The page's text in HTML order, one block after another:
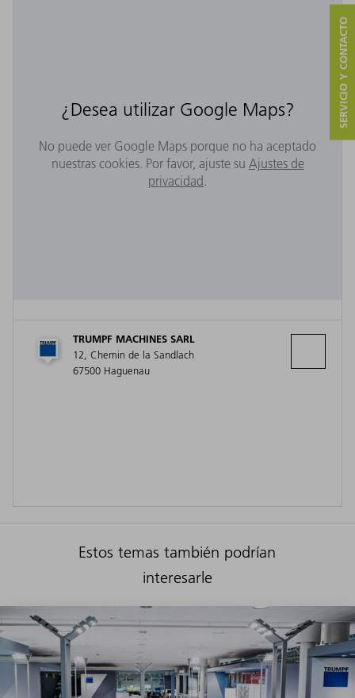
¿Desea utilizar Google Maps?
No puede ver Google Maps porque no ha aceptado
nuestras cookies. Por favor, ajuste su Ajustes de
privacidad.
TRUMPF MACHINES SARL
12, Chemin de la Sandlach
67500 Haguenau
Estos temas también podrían
interesarle
SERVICIO Y CONTACTO